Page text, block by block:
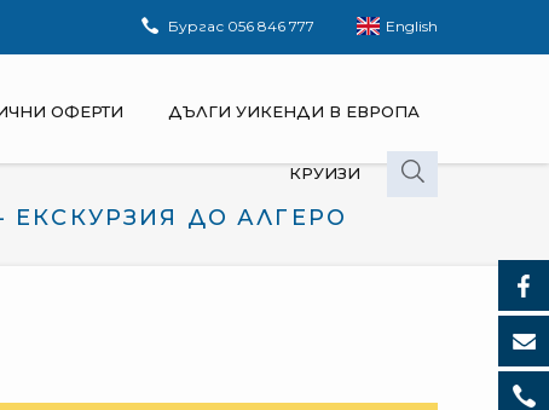
English
Бургас 056 846 777
ОФЕРТИ ДЪЛГИ УИКЕНДИ В ЕВРОПА
КРУИЗИ
ДО АЛГЕРО